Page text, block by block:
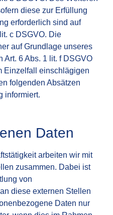
diese zur Erfüllung
erforderlich sind auf
c DSGVO. Die
auf Grundlage unseres
Art. 6 Abs. 1 lit. f DSGVO
Einzelfall einschlägigen
folgenden Absätzen
informiert.
Daten
arbeiten wir mit
zusammen. Dabei ist
von
diese externen Stellen
Daten nur